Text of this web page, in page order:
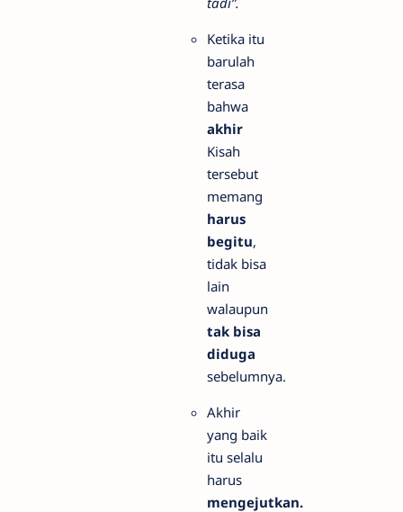
Ketika itu
barulah
terasa
bahwa
akhir
Kisah
tersebut
memang
harus
begitu,
tidak bisa
lain
walaupun
tak bisa
diduga
sebelumnya.
Akhir
yang baik
itu selalu
harus
mengejutkan.